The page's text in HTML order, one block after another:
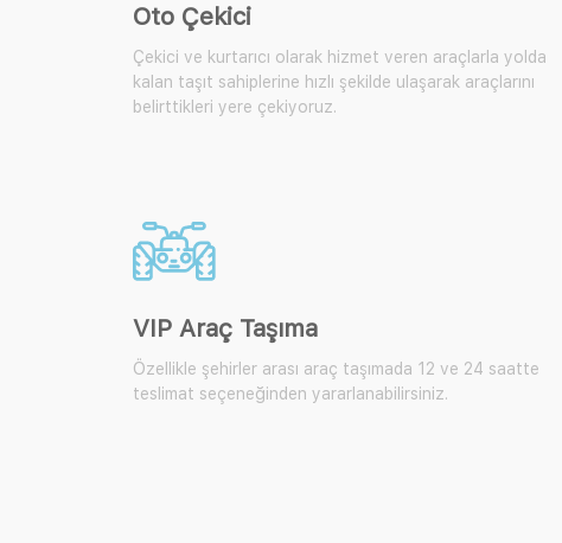
Oto Çekici
Çekici ve kurtarıcı olarak hizmet veren araçlarla yolda
kalan taşıt sahiplerine hızlı şekilde ulaşarak araçlarını
belirttikleri yere çekiyoruz.
VIP Araç Taşıma
Özellikle şehirler arası araç taşımada 12 ve 24 saatte
teslimat seçeneğinden yararlanabilirsiniz.